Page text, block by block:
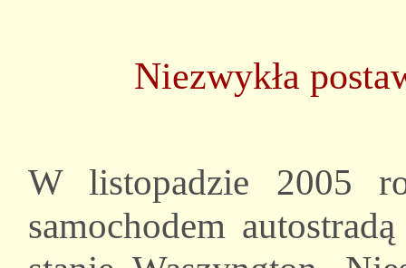
Niezwykła
W listopadzie 2005
samochodem